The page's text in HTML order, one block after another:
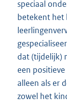
speciaal
betekent het
dat (tijdelijk)
een
alleen als er
zowel het